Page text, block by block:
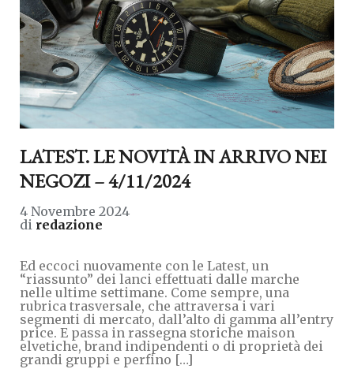
LATEST. LE NOVITÀ IN ARRIVO NEI
NEGOZI – 4/11/2024
4 Novembre 2024
di redazione
Ed eccoci nuovamente con le Latest, un
“riassunto” dei lanci effettuati dalle marche
nelle ultime settimane. Come sempre, una
rubrica trasversale, che attraversa i vari
segmenti di mercato, dall’alto di gamma all’entry
price. E passa in rassegna storiche maison
elvetiche, brand indipendenti o di proprietà dei
grandi gruppi e perfino […]